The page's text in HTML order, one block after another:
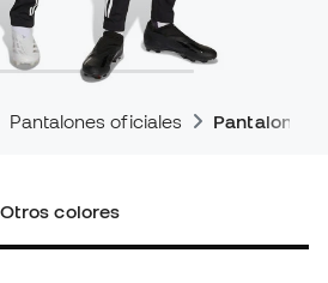
Pantalones oficiales Pantalones
Otros colores